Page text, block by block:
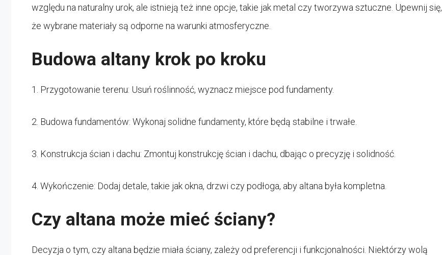
względu na naturalny urok, ale istnieją też inne opcje, takie jak metal czy tworzywa sztuczne. Upewnij się,
że wybrane materiały są odporne na warunki atmosferyczne.
Budowa altany krok po kroku
1. Przygotowanie terenu: Usuń roślinność, wyznacz miejsce pod fundamenty.
2. Budowa fundamentów: Wykonaj solidne fundamenty, które będą stabilne i trwałe.
3. Konstrukcja ścian i dachu: Zmontuj konstrukcję ścian i dachu, dbając o precyzję i solidność.
4. Wykończenie: Dodaj detale, takie jak okna, drzwi czy podłoga, aby altana była kompletna.
Czy altana może mieć ściany?
Decyzja o tym, czy altana będzie miała ściany, zależy od preferencji i funkcjonalności. Niektórzy wolą